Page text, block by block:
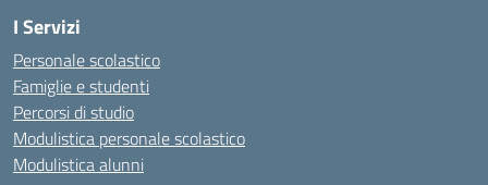
I Servizi
Personale scolastico
Famiglie e studenti
Percorsi di studio
Modulistica personale scolastico
Modulistica alunni